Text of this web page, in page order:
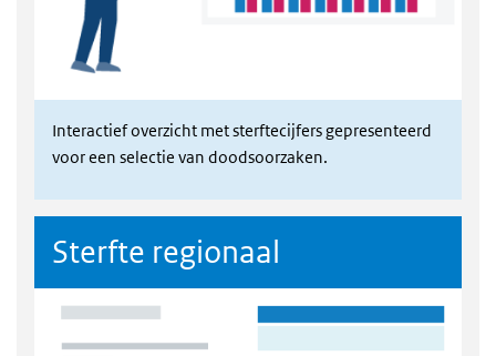
Interactief overzicht met sterftecijfers gepresenteerd
voor een selectie van doodsoorzaken.
Sterfte regionaal